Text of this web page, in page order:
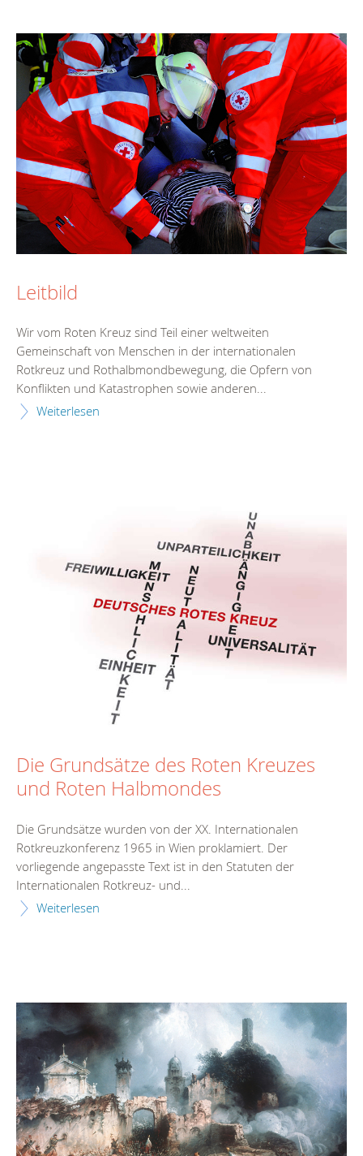
Leitbild
Wir vom Roten Kreuz sind Teil einer weltweiten
Gemeinschaft von Menschen in der internationalen
Rotkreuz und Rothalbmondbewegung, die Opfern von
Konflikten und Katastrophen sowie anderen...
Weiterlesen
Die Grundsätze des Roten Kreuzes
und Roten Halbmondes
Die Grundsätze wurden von der XX. Internationalen
Rotkreuzkonferenz 1965 in Wien proklamiert. Der
vorliegende angepasste Text ist in den Statuten der
Internationalen Rotkreuz- und...
Weiterlesen